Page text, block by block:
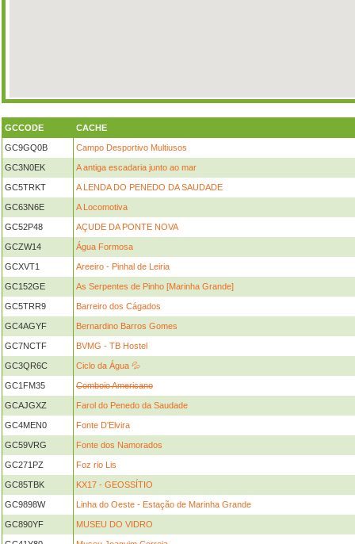
GCCODE CACHE
GC9GQ0B Campo Desportivo Multiusos
GC3N0EK A antiga escadaria junto ao mar
GC5TRKT A LENDA DO PENEDO DA SAUDADE
GC63N6E A Locomotiva
GC52P48 AÇUDE DA PONTE NOVA
GCZW14 Água Formosa
GCXVT1 Areeiro - Pinhal de Leiria
GC152GE As Serpentes de Pinho [Marinha Grande]
GC5TRR9 Barreiro dos Cágados
GC4AGYF Bernardino Barros Gomes
GC7NCTF BVMG - TB Hostel
GC3QR6C Ciclo da Água 💦
GC1FM35 Comboio Americano
GCAJGXZ Farol do Penedo da Saudade
GC4MEN0 Fonte D'Elvira
GC59VRG Fonte dos Namorados
GC271PZ Foz rio Lis
GC85TBK KX17 - GEOSSÍTIO
GC9898W Linha do Oeste - Estação de Marinha Grande
GC890YF MUSEU DO VIDRO